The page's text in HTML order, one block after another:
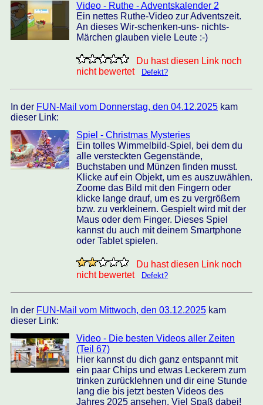
Video - Ruthe - Adventskalender 2
Ein nettes Ruthe-Video zur Adventszeit.
An dieses Wir-schenken-uns- nichts-
Märchen glauben viele Leute :-)
Du hast diesen Link noch
nicht bewertet
Defekt?
In der FUN-Mail vom Donnerstag, den 04.12.2025 kam
dieser Link:
Spiel - Christmas Mysteries
Ein tolles Wimmelbild-Spiel, bei dem du
alle versteckten Gegenstände,
Buchstaben und Münzen finden musst.
Klicke auf ein Objekt, um es auszuwählen.
Zoome das Bild mit den Fingern oder
klicke lange drauf, um es zu vergrößern
bzw. zu verkleinern. Gespielt wird mit der
Maus oder dem Finger. Dieses Spiel
kannst du auch mit deinem Smartphone
oder Tablet spielen.
Du hast diesen Link noch
nicht bewertet
Defekt?
In der FUN-Mail vom Mittwoch, den 03.12.2025 kam
dieser Link:
Video - Die besten Videos aller Zeiten
(Teil 67)
Hier kannst du dich ganz entspannt mit
ein paar Chips und etwas Leckerem zum
trinken zurücklehnen und dir eine Stunde
lang die bis jetzt besten Videos des
Jahres 2025 ansehen. Viel Spaß dabei!